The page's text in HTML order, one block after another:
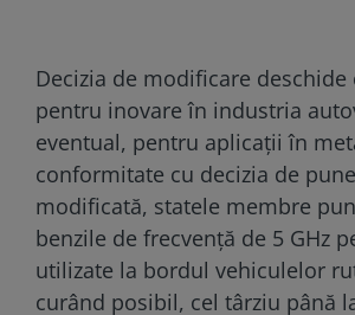
Decizia de modificare
pentru inovare în industria
eventual, pentru aplicaţii în
conformitate cu decizia de
modificată, statele membre
benzile de frecvenţă de 5 GHz
utilizate la bordul vehiculelor
curând posibil, cel târziu până